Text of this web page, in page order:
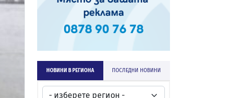
НОВИНИ В РЕГИОНА ПОСЛЕДНИ НОВИНИ